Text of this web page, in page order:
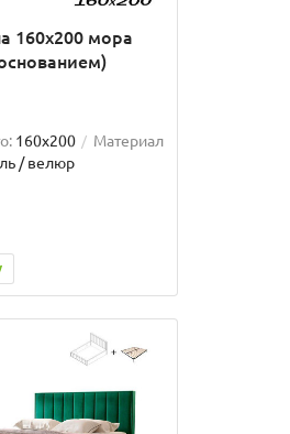
160х200 мора
160x200
Материал
/ велюр